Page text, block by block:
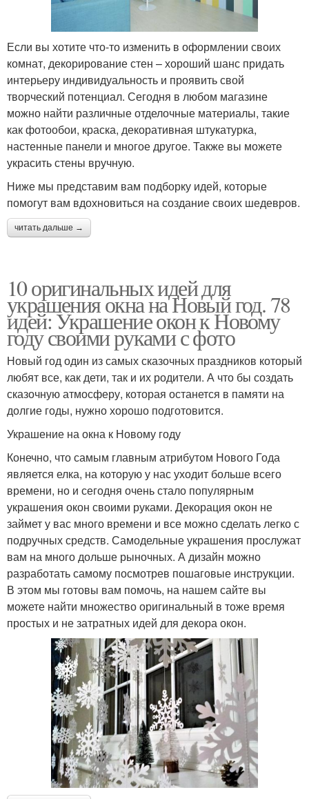
Если вы хотите что-то изменить в оформлении своих
комнат, декорирование стен – хороший шанс придать
интерьеру индивидуальность и проявить свой
творческий потенциал. Сегодня в любом магазине
можно найти различные отделочные материалы, такие
как фотообои, краска, декоративная штукатурка,
настенные панели и многое другое. Также вы можете
украсить стены вручную.
Ниже мы представим вам подборку идей, которые
помогут вам вдохновиться на создание своих шедевров.
читать дальше →
10 оригинальных идей для
украшения окна на Новый год. 78
идей: Украшение окон к Новому
году своими руками с фото
Новый год один из самых сказочных праздников который
любят все, как дети, так и их родители. А что бы создать
сказочную атмосферу, которая останется в памяти на
долгие годы, нужно хорошо подготовится.
Украшение на окна к Новому году
Конечно, что самым главным атрибутом Нового Года
является елка, на которую у нас уходит больше всего
времени, но и сегодня очень стало популярным
украшения окон своими руками. Декорация окон не
займет у вас много времени и все можно сделать легко с
подручных средств. Самодельные украшения прослужат
вам на много дольше рыночных. А дизайн можно
разработать самому посмотрев пошаговые инструкции.
В этом мы готовы вам помочь, на нашем сайте вы
можете найти множество оригинальный в тоже время
простых и не затратных идей для декора окон.